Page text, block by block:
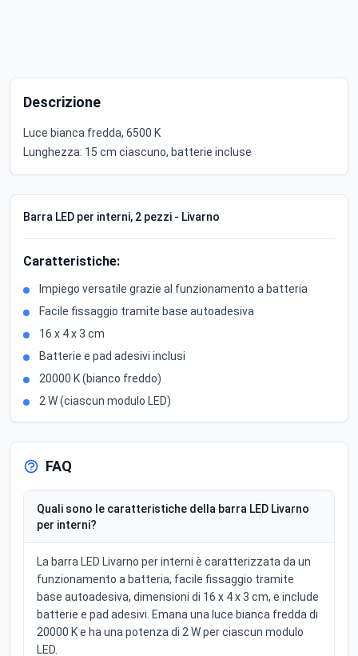
Descrizione
Luce bianca fredda, 6500 K
Lunghezza: 15 cm ciascuno, batterie incluse
Barra LED per interni, 2 pezzi - Livarno
Caratteristiche:
Impiego versatile grazie al funzionamento a batteria
Facile fissaggio tramite base autoadesiva
16 x 4 x 3 cm
Batterie e pad adesivi inclusi
20000 K (bianco freddo)
2 W (ciascun modulo LED)
FAQ
Quali sono le caratteristiche della barra LED Livarno
per interni?
La barra LED Livarno per interni è caratterizzata da un
funzionamento a batteria, facile fissaggio tramite
base autoadesiva, dimensioni di 16 x 4 x 3 cm, e include
batterie e pad adesivi. Emana una luce bianca fredda di
20000 K e ha una potenza di 2 W per ciascun modulo
LED.